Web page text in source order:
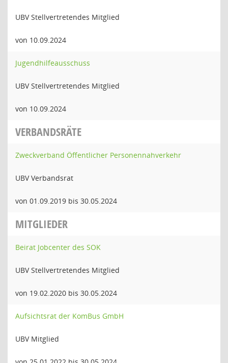
UBV Stellvertretendes Mitglied
von 10.09.2024
Jugendhilfeausschuss
UBV Stellvertretendes Mitglied
von 10.09.2024
VERBANDSRÄTE
Zweckverband Öffentlicher Personennahverkehr
UBV Verbandsrat
von 01.09.2019 bis 30.05.2024
MITGLIEDER
Beirat Jobcenter des SOK
UBV Stellvertretendes Mitglied
von 19.02.2020 bis 30.05.2024
Aufsichtsrat der KomBus GmbH
UBV Mitglied